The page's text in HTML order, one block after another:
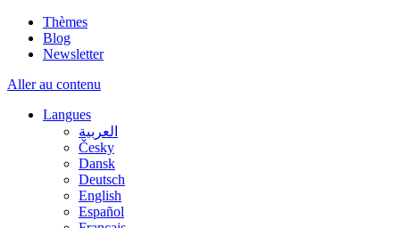
Thèmes
Blog
Newsletter
Aller au contenu
Langues
العربية
Česky
Dansk
Deutsch
English
Español